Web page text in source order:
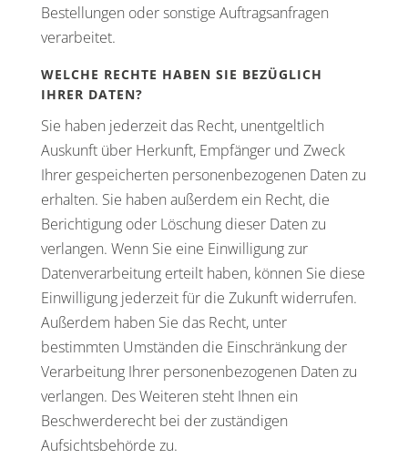
Bestellungen oder sonstige Auftragsanfragen
verarbeitet.
WELCHE RECHTE HABEN SIE BEZÜGLICH
IHRER DATEN?
Sie haben jederzeit das Recht, unentgeltlich
Auskunft über Herkunft, Empfänger und Zweck
Ihrer gespeicherten personenbezogenen Daten zu
erhalten. Sie haben außerdem ein Recht, die
Berichtigung oder Löschung dieser Daten zu
verlangen. Wenn Sie eine Einwilligung zur
Datenverarbeitung erteilt haben, können Sie diese
Einwilligung jederzeit für die Zukunft widerrufen.
Außerdem haben Sie das Recht, unter
bestimmten Umständen die Einschränkung der
Verarbeitung Ihrer personenbezogenen Daten zu
verlangen. Des Weiteren steht Ihnen ein
Beschwerderecht bei der zuständigen
Aufsichtsbehörde zu.